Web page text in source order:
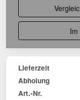
Lieferzeit
Abholung
Art.-Nr.